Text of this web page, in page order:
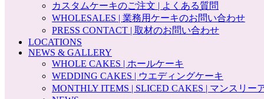
カスタムケーキのご注文 | よくある質問
WHOLESALES | 業務用ケーキのお問い合わせ
PRESS CONTACT | 取材のお問い合わせ
LOCATIONS
NEWS & GALLERY
WHOLE CAKES | ホールケーキ
WEDDING CAKES | ウエディングケーキ
MONTHLY ITEMS | SLICED CAKES | マンスリー